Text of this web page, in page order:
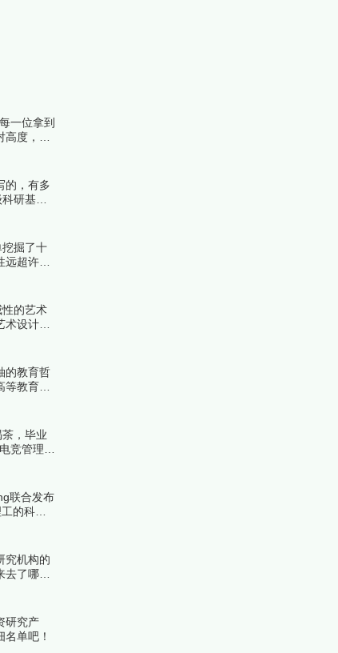
一位拿到
度，遴
起来看
的，有多
研基金
辑一起
掘了十
超许多
的艺术
设计教
的教育哲
教育金
细名单
，毕业
竞管理到
联合发布
的科技
究机构的
了哪里
地。下
研究产
单吧！